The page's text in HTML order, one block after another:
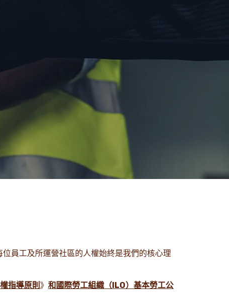
員工及所運營社區的人權始終是我們的核心理
指導原則》和國際勞工組織（ILO）基本勞工公